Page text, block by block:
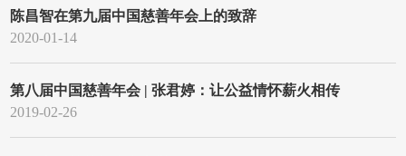
陈昌智在第九届中国慈善年会上的致辞
2020-01-14
第八届中国慈善年会 | 张君婷：让公益情怀薪火相传
2019-02-26